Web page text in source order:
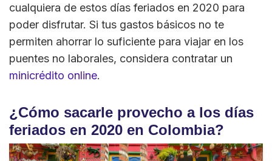
cualquiera de estos días feriados en 2020 para
poder disfrutar. Si tus gastos básicos no te
permiten ahorrar lo suficiente para viajar en los
puentes no laborales, considera contratar un
minicrédito online.
¿Cómo sacarle provecho a los días
feriados en 2020 en Colombia?